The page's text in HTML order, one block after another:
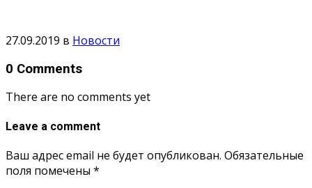
27.09.2019 в Новости
0 Comments
There are no comments yet
Leave a comment
Ваш адрес email не будет опубликован. Обязательные
поля помечены *